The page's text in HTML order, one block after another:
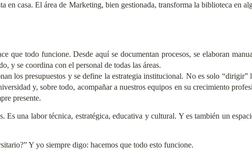
en casa. El área de Marketing, bien gestionada, transforma la biblioteca en
que todo funcione. Desde aquí se documentan procesos, se elaboran
y se coordina con el personal de todas las áreas.
los presupuestos y se define la estrategia institucional. No es solo
y, sobre todo, acompañar a nuestros equipos en su crecimiento
presente.
una labor técnica, estratégica, educativa y cultural. Y es también un
Y yo siempre digo: hacemos que todo esto funcione.